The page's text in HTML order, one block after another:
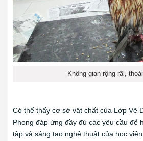
Không gian rộng rãi,
Có thể thấy cơ sở vật chất của Lớp Vẽ
Phong đáp ứng đầy đủ các yêu cầu để
tập và sáng tạo nghệ thuật của học